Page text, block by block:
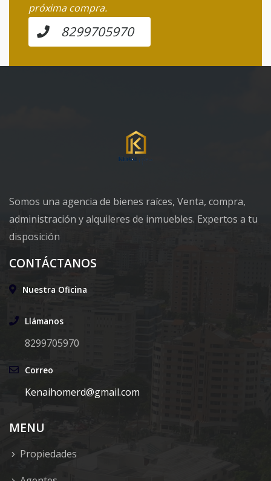
próxima compra.
8299705970
Somos una agencia de bienes raíces, Venta, compra,
administración y alquileres de inmuebles. Expertos a tu
disposición
CONTÁCTANOS
Nuestra Oficina
Llámanos
8299705970
Correo
Kenaihomerd@gmail.com
MENU
Propiedades